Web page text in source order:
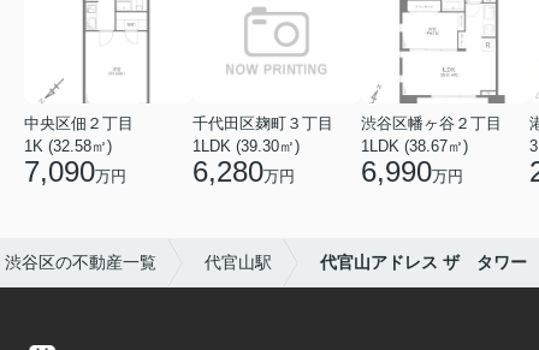
中央区佃２丁目
1K (32.58㎡)
7,090万円
千代田区麹町３丁目
1LDK (39.30㎡)
6,280万円
渋谷区幡ヶ谷２丁目
1LDK (38.67㎡)
6,990万円
渋谷区の不動産一覧 代官山駅 代官山アドレス ザ タワー